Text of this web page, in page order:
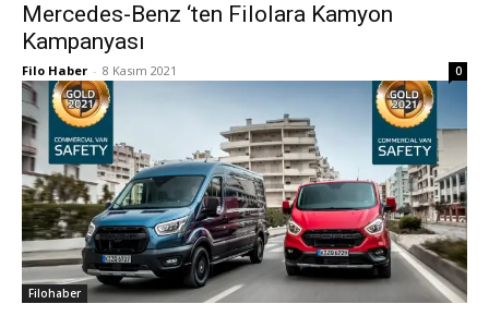
Mercedes-Benz ‘ten Filolara Kamyon
Kampanyası
Filo Haber - 8 Kasım 2021 0
Filohaber